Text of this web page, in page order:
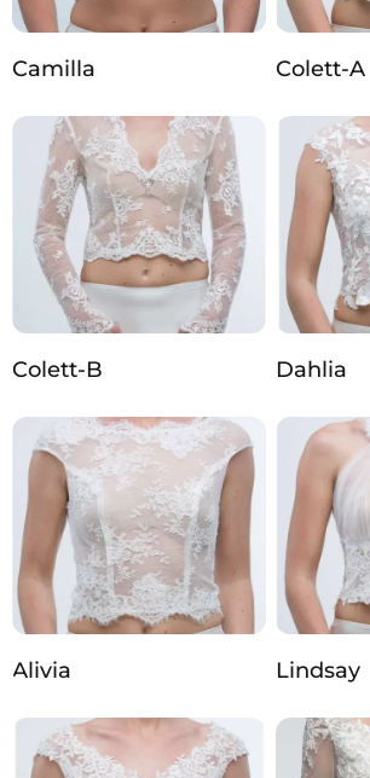
Camilla Colett-A
Colett-B Dahlia
Alivia Lindsay